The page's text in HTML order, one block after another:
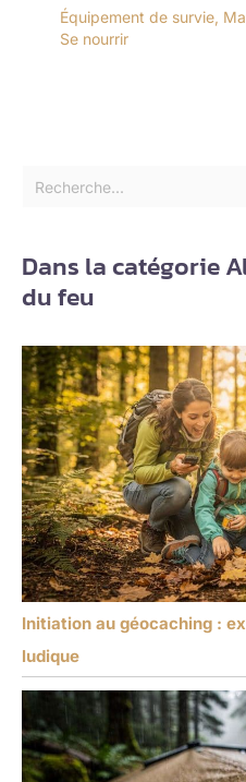
Équipement de survie,
Se nourrir
Dans la catégorie
du feu
Initiation au géocaching :
ludique